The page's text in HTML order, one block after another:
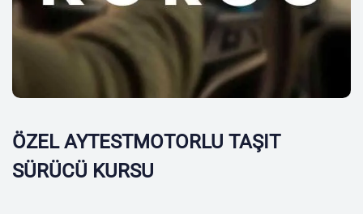
ÖZEL AYTESTMOTORLU TAŞIT
SÜRÜCÜ KURSU